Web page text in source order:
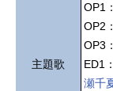
主題歌
OP1
OP2
OP3
ED1
瀬千